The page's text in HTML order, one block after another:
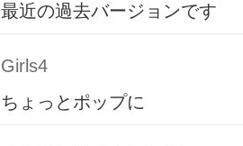
最近の過去バージョンです
Girls4
ちょっとポップに